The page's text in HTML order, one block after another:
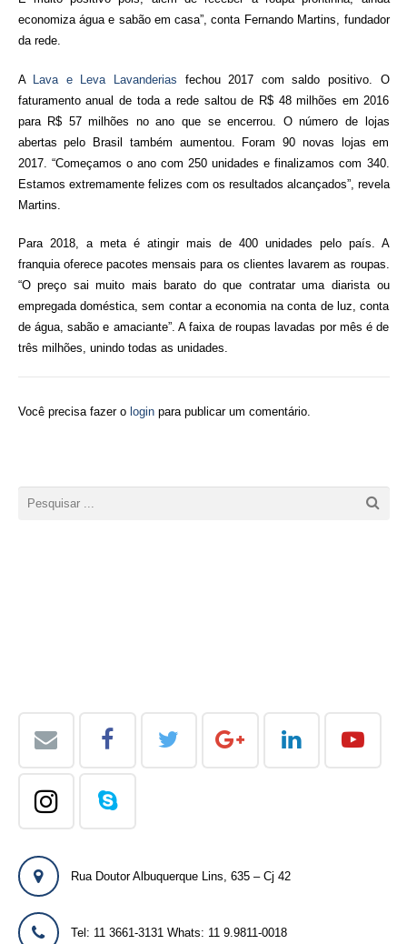
economiza água e sabão em casa”, conta Fernando Martins, fundador
da rede.
A Lava e Leva Lavanderias fechou 2017 com saldo positivo. O
faturamento anual de toda a rede saltou de R$ 48 milhões em 2016
para R$ 57 milhões no ano que se encerrou. O número de lojas
abertas pelo Brasil também aumentou. Foram 90 novas lojas em
2017. “Começamos o ano com 250 unidades e finalizamos com 340.
Estamos extremamente felizes com os resultados alcançados”, revela
Martins.
Para 2018, a meta é atingir mais de 400 unidades pelo país. A
franquia oferece pacotes mensais para os clientes lavarem as roupas.
“O preço sai muito mais barato do que contratar uma diarista ou
empregada doméstica, sem contar a economia na conta de luz, conta
de água, sabão e amaciante”. A faixa de roupas lavadas por mês é de
três milhões, unindo todas as unidades.
Você precisa fazer o loginpara publicar um comentário.
Rua Doutor Albuquerque Lins, 635 – Cj 42
Tel: 11 3661-3131 Whats: 11 9.9811-0018